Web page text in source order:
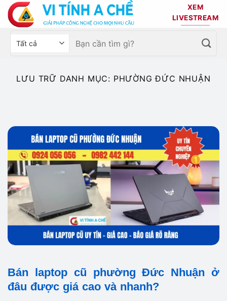
Bỏ
qua
nội
dung
XEM
LIVESTREAM
Chọn
sản
Tìm
kiếm:
LƯU TRỮ DANH MỤC: PHƯỜNG ĐỨC NHUẬN
Bán laptop cũ phường Đức Nhuận ở
đâu được giá cao và nhanh?